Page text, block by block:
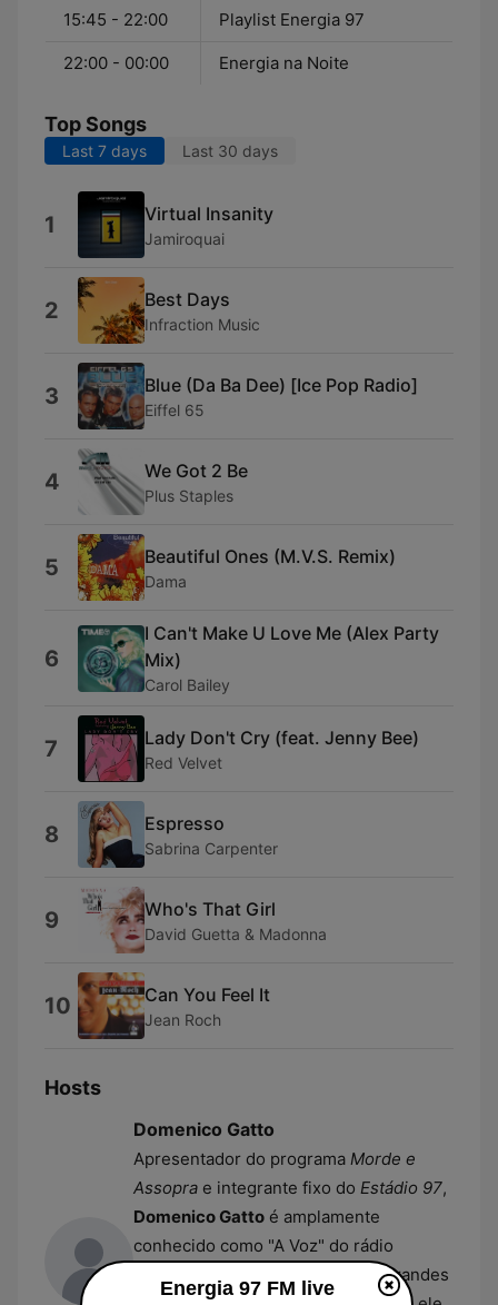
15:45 - 22:00 Playlist Energia 97
22:00 - 00:00 Energia na Noite
Top Songs
Last 7 days Last 30 days
1 Virtual Insanity
Jamiroquai
2 Best Days
Infraction Music
3 Blue (Da Ba Dee) [Ice Pop Radio]
Eiffel 65
4 We Got 2 Be
Plus Staples
5 Beautiful Ones (M.V.S. Remix)
Dama
6
I Can't Make U Love Me (Alex Party
Mix)
Carol Bailey
7 Lady Don't Cry (feat. Jenny Bee)
Red Velvet
8 Espresso
Sabrina Carpenter
9 Who's That Girl
David Guetta & Madonna
10 Can You Feel It
Jean Roch
Hosts
Domenico Gatto
Apresentador do programa Morde e
Assopra e integrante fixo do Estádio 97,
Domenico Gatto é amplamente
conhecido como "A Voz" do rádio
paulistano. Com passagens por grandes
Energia 97 FM live